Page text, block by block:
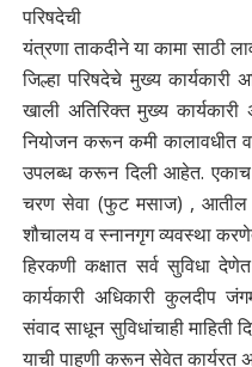
परिषदेची
यंत्रणा ताकदीने या कामा साठी
जिल्हा परिषदेचे मुख्य कार्यकारी
खाली अतिरिक्त मुख्य
नियोजन करून कमी कालावधीत व
उपलब्ध करून दिली आहेत. एकाच
चरण सेवा (फुट मसाज) , आतील
शौचालय व स्नानगृग व्यवस्था
हिरकणी कक्षात सर्व सुविधा
कार्यकारी अधिकारी कुलदीप
संवाद साधून सुविधांचाही माहिती
याची पाहणी करून सेवेत कार्यरत